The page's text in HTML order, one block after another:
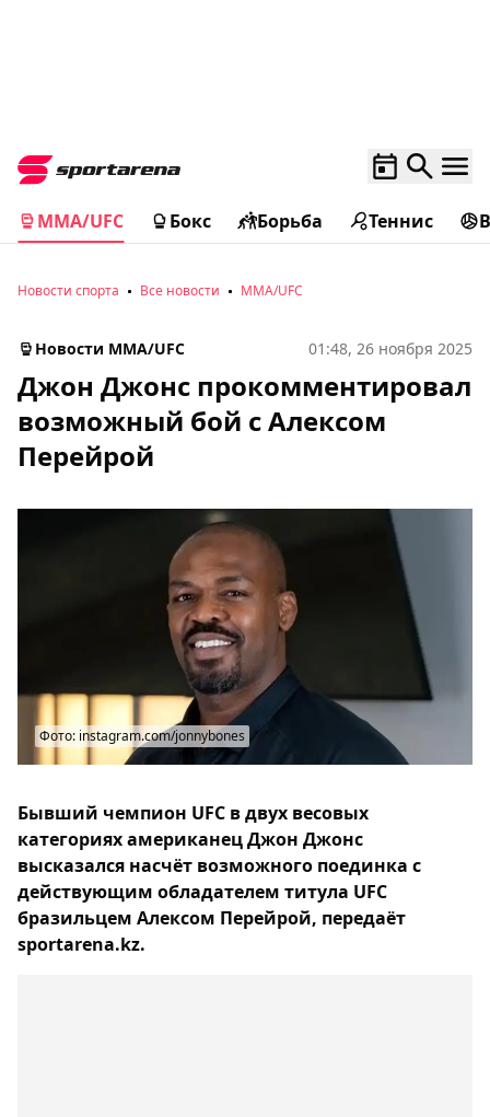
MMA/UFC Бокс Борьба Теннис
Новости спорта Все новости MMA/UFC
Новости MMA/UFC 01:48, 26 ноября 2025
Джон Джонс прокомментировал
возможный бой с Алексом
Перейрой
Фото: instagram.com/jonnybones
Бывший чемпион UFC в двух весовых
категориях американец Джон Джонс
высказался насчёт возможного поединка с
действующим обладателем титула UFC
бразильцем Алексом Перейрой, передаёт
sportarena.kz.